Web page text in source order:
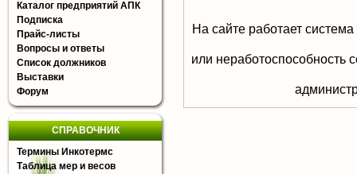
Каталог предприятий АПК
Подписка
Прайс-листы
Вопросы и ответы
Список должников
Выставки
Форум
СПРАВОЧНИК
Термины Инкотермс
Таблица мер и весов
На сайте работает
или неработоспособность